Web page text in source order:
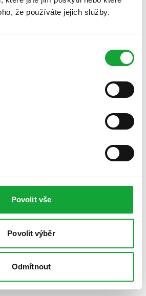
že používáte jejich služby.
Povolit vše
Povolit výběr
Odmítnout